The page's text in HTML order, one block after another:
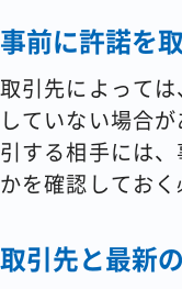
事前に許諾を
取引先によって
していない場合
引する相手には
かを確認しておく
取引先と最新